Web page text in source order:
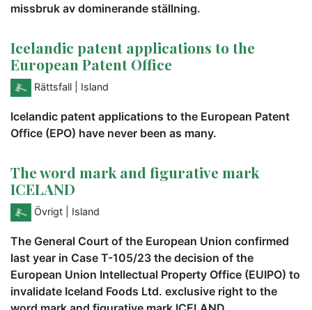
missbruk av dominerande ställning.
Icelandic patent applications to the
European Patent Office
Rättsfall | Island
Icelandic patent applications to the European Patent
Office (EPO) have never been as many.
The word mark and figurative mark
ICELAND
Övrigt | Island
The General Court of the European Union confirmed
last year in Case T-105/23 the decision of the
European Union Intellectual Property Office (EUIPO) to
invalidate Iceland Foods Ltd. exclusive right to the